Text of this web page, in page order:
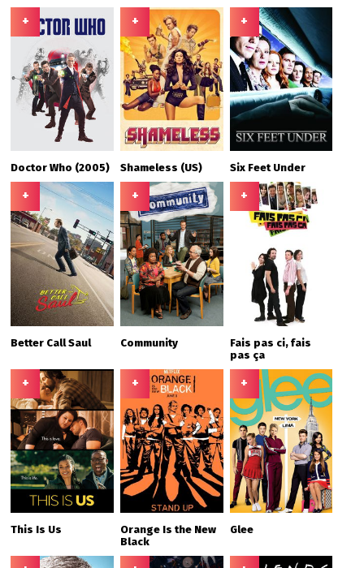
+
Doctor Who (2005)
+
Shameless (US)
+
Six Feet Under
+
Better Call Saul
+
Community
+
Fais pas ci, fais
pas ça
+
This Is Us
+
Orange Is the New
Black
+
Glee